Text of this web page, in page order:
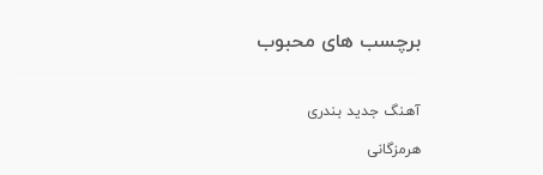
برچسب های محبوب
آهنگ جدید بندری
هرمزگانی